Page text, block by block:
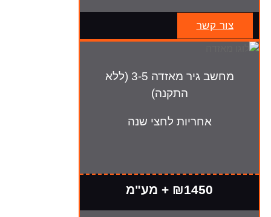
צור קשר
מחשב גיר מאזדה 3-5 (ללא
התקנה)
אחריות לחצי שנה
₪1450 + מע"מ